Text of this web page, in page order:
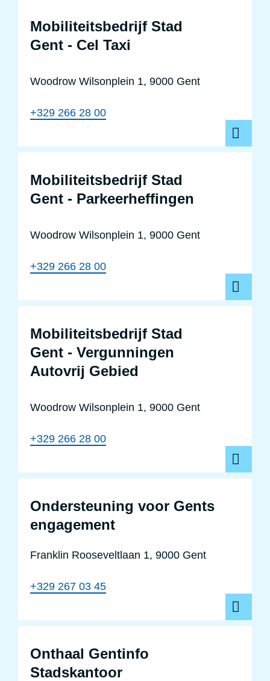
Mobiliteitsbedrijf Stad
Gent - Cel Taxi
Woodrow Wilsonplein 1, 9000 Gent
+329 266 28 00
Mobiliteitsbedrijf Stad
Gent - Parkeerheffingen
Woodrow Wilsonplein 1, 9000 Gent
+329 266 28 00
Mobiliteitsbedrijf Stad
Gent - Vergunningen
Autovrij Gebied
Woodrow Wilsonplein 1, 9000 Gent
+329 266 28 00
Ondersteuning voor Gents
engagement
Franklin Rooseveltlaan 1, 9000 Gent
+329 267 03 45
Onthaal Gentinfo
Stadskantoor